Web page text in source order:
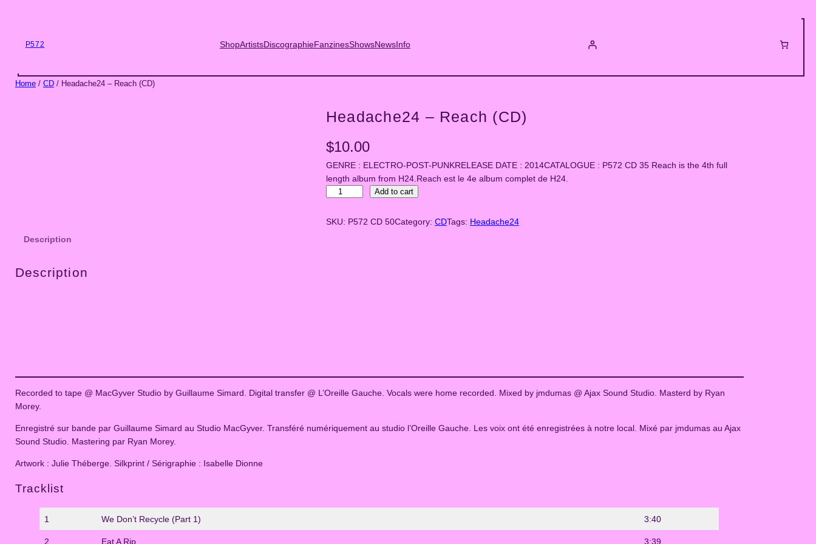
P572 ShopArtistsDiscographieFanzinesShowsNewsInfo
Home/ CD/ Headache24 – Reach (CD)
Headache24 – Reach (CD)
$10.00
GENRE : ELECTRO-POST-PUNKRELEASE DATE : 2014CATALOGUE : P572 CD 35 Reach is the 4th full
length album from H24.Reach est le 4e album complet de H24.
a
c
h
D
Add to cart
SKU: P572 CD 50Category: CDTags: Headache24
Description
Description
Recorded to tape @ MacGyver Studio by Guillaume Simard. Digital transfer @ L’Oreille Gauche. Vocals were home recorded. Mixed by jmdumas @ Ajax Sound Studio. Masterd by Ryan
Morey.
Enregistré sur bande par Guillaume Simard au Studio MacGyver. Transféré numériquement au studio l’Oreille Gauche. Les voix ont été enregistrées à notre local. Mixé par jmdumas au Ajax
Sound Studio. Mastering par Ryan Morey.
Artwork : Julie Théberge. Silkprint / Sérigraphie : Isabelle Dionne
Tracklist
1 We Don’t Recycle (Part 1) 3:40
2 Eat A Rip 3:39